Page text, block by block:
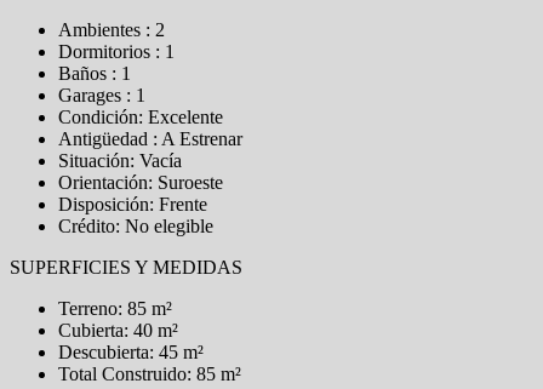
Ambientes : 2
Dormitorios : 1
Baños : 1
Garages : 1
Condición: Excelente
Antigüedad : A Estrenar
Situación: Vacía
Orientación: Suroeste
Disposición: Frente
Crédito: No elegible
SUPERFICIES Y MEDIDAS
Terreno: 85 m²
Cubierta: 40 m²
Descubierta: 45 m²
Total Construido: 85 m²